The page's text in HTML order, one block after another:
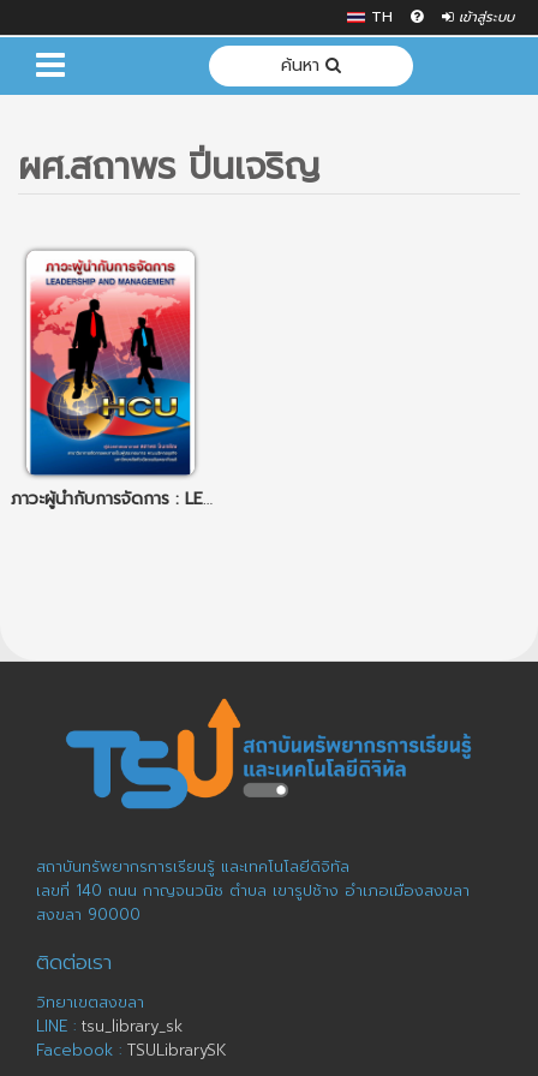
TH เข้าสู่ระบบ
ค้นหา
ผศ.สถาพร ปิ่นเจริญ
ภาวะผู้นำกับการจัดการ : LEADERSHIP AND MANAGEMENT
สถาบันทรัพยากรการเรียนรู้ และเทคโนโลยีดิจิทัล
เลขที่ 140 ถนน กาญจนวนิช ตำบล เขารูปช้าง อำเภอเมืองสงขลา
สงขลา 90000
ติดต่อเรา
วิทยาเขตสงขลา
LINE : tsu_library_sk
Facebook : TSULibrarySK